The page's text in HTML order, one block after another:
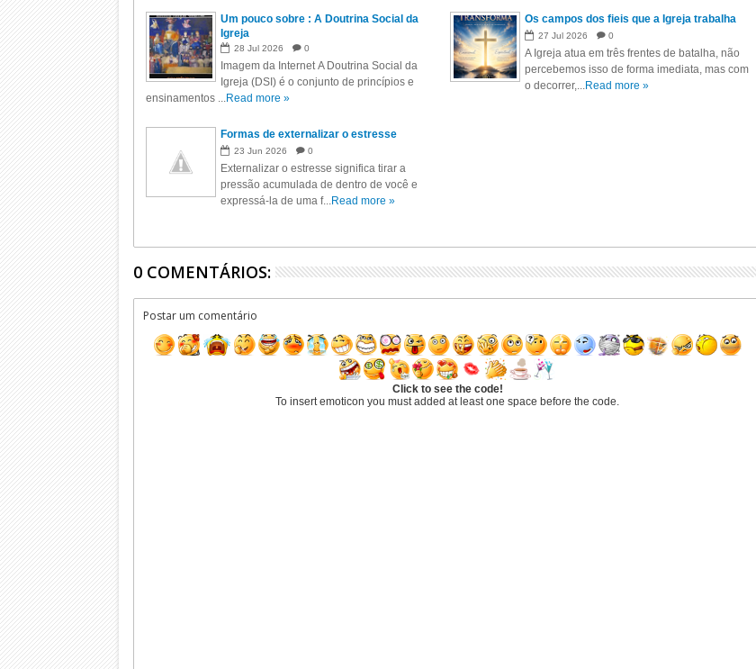
Um pouco sobre : A Doutrina Social da
Igreja
28 Jul 2026 0
Imagem da Internet A Doutrina Social da
Igreja (DSI) é o conjunto de princípios e
ensinamentos ...Read more »
Os campos dos fieis que a Igreja trabalha
27 Jul 2026 0
A Igreja atua em três frentes de batalha, não
percebemos isso de forma imediata, mas com
o decorrer,...Read more »
Formas de externalizar o estresse
23 Jun 2026 0
Externalizar o estresse significa tirar a
pressão acumulada de dentro de você e
expressá-la de uma f...Read more »
0 COMENTÁRIOS:
Postar um comentário
Click to see the code!
To insert emoticon you must added at least one space before the code.